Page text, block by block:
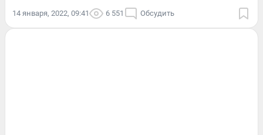
14 января, 2022, 09:41 6 551 Обсудить